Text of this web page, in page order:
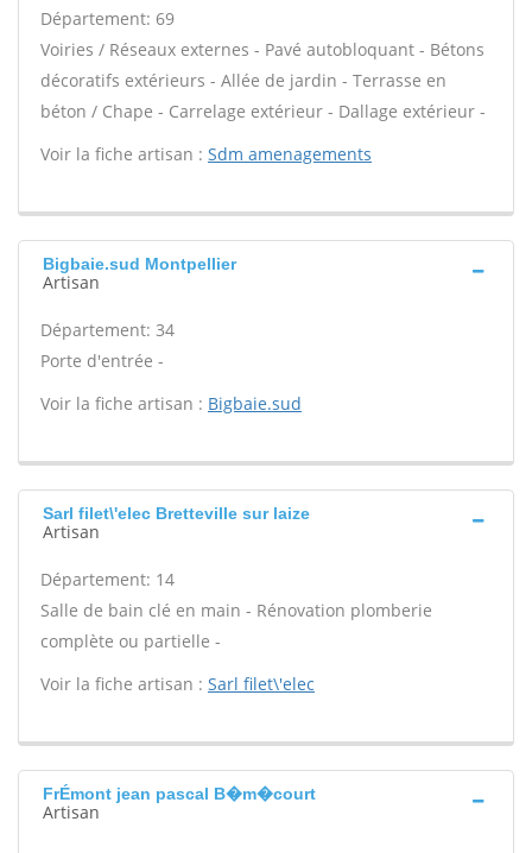
Département: 69
Voiries / Réseaux externes - Pavé autobloquant - Bétons
décoratifs extérieurs - Allée de jardin - Terrasse en
béton / Chape - Carrelage extérieur - Dallage extérieur -
Voir la fiche artisan : Sdm amenagements
Bigbaie.sud Montpellier
Artisan
Département: 34
Porte d'entrée -
Voir la fiche artisan : Bigbaie.sud
Sarl filet\'elec Bretteville sur laize
Artisan
Département: 14
Salle de bain clé en main - Rénovation plomberie
complète ou partielle -
Voir la fiche artisan : Sarl filet\'elec
FrÉmont jean pascal B�m�court
Artisan